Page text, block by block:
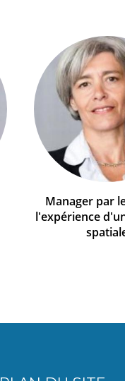
Manager par
l'expérience